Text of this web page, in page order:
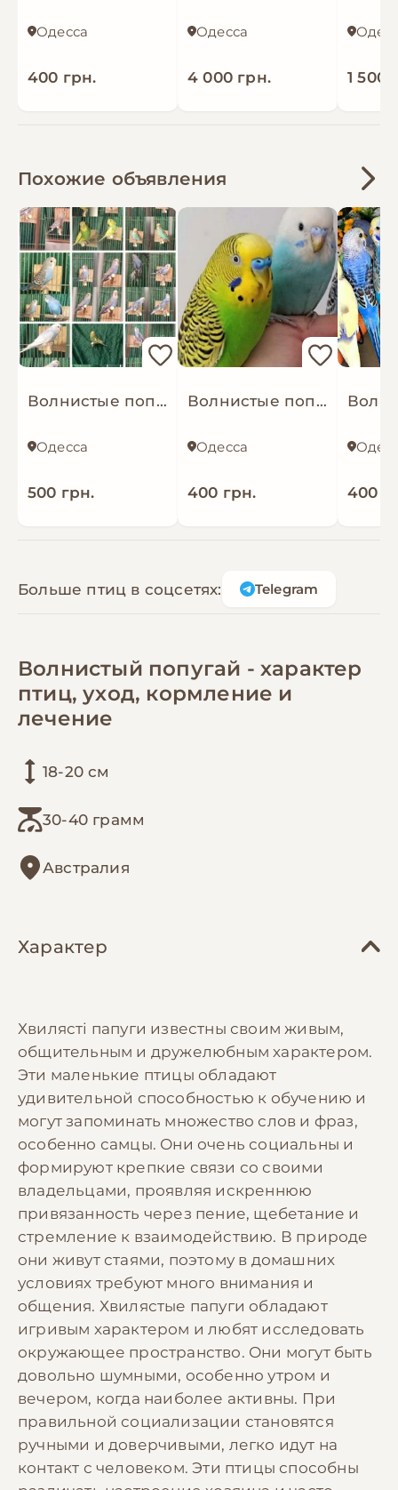
Одесса
400 грн.
Одесса
4 000 грн. 1 500
Похожие объявления
Волнистые попугаи
Одесса
500 грн.
Волнистые попугайчики разных окрасов
Одесса
400 грн. 400
Больше птиц в соцсетях: Telegram
Волнистый попугай - характер
птиц, уход, кормление и
лечение
18-20 см
30-40 грамм
Австралия
Характер
Хвилясті папуги известны своим живым,
общительным и дружелюбным характером.
Эти маленькие птицы обладают
удивительной способностью к обучению и
могут запоминать множество слов и фраз,
особенно самцы. Они очень социальны и
формируют крепкие связи со своими
владельцами, проявляя искреннюю
привязанность через пение, щебетание и
стремление к взаимодействию. В природе
они живут стаями, поэтому в домашних
условиях требуют много внимания и
общения. Хвилястые папуги обладают
игривым характером и любят исследовать
окружающее пространство. Они могут быть
довольно шумными, особенно утром и
вечером, когда наиболее активны. При
правильной социализации становятся
ручными и доверчивыми, легко идут на
контакт с человеком. Эти птицы способны